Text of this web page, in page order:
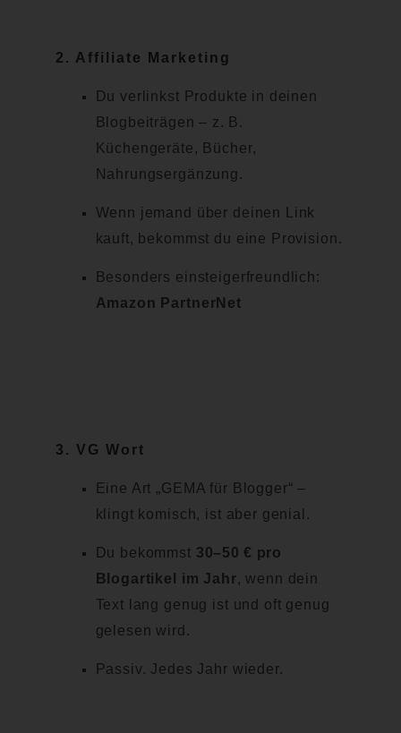
2. Affiliate Marketing
Du verlinkst Produkte in deinen
Blogbeiträgen – z. B.
Küchengeräte, Bücher,
Nahrungsergänzung.
Wenn jemand über deinen Link
kauft, bekommst du eine Provision.
Besonders einsteigerfreundlich:
Amazon PartnerNet
3. VG Wort
Eine Art „GEMA für Blogger“ –
klingt komisch, ist aber genial.
Du bekommst 30–50 € pro
Blogartikel im Jahr, wenn dein
Text lang genug ist und oft genug
gelesen wird.
Passiv. Jedes Jahr wieder.